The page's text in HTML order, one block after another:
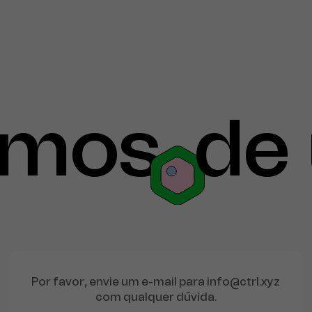
de
Por favor, envie um e-mail para info@ctrl.xyz
com qualquer dúvida.